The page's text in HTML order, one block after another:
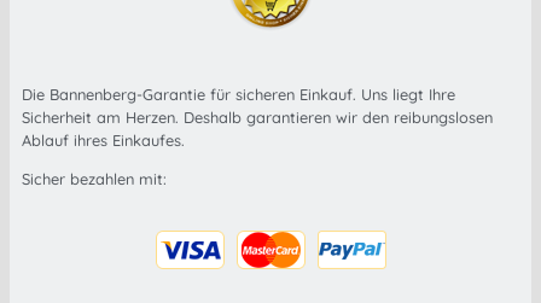
Die Bannenberg-Garantie für sicheren Einkauf. Uns liegt Ihre
Sicherheit am Herzen. Deshalb garantieren wir den reibungslosen
Ablauf ihres Einkaufes.
Sicher bezahlen mit: